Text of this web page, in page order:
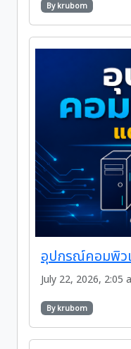
By krubom
อุปกรณ์คอมพิวเ
July 22, 2026, 2:05
By krubom